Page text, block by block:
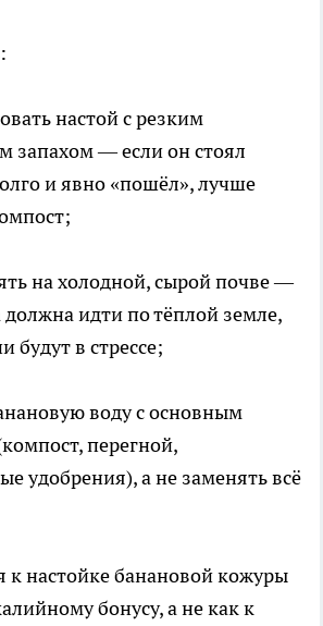
настой с резким
запахом — если он стоял
и явно «пошёл», лучше
на холодной, сырой почве —
идти по тёплой земле,
будут в стрессе;
воду с основным
перегной,
удобрения), а не заменять всё
к настойке банановой кожуры
бонусу, а не как к